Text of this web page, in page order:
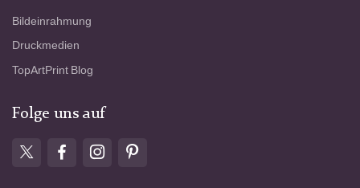
Bildeinrahmung
Druckmedien
TopArtPrint Blog
Folge uns auf